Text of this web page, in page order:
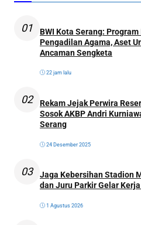
01
BWI Kota Serang:
Pengadilan Agama, Aset
Ancaman Sengketa
22 jam lalu
02
Rekam Jejak Perwira
Sosok AKBP Andri
Serang
24 Desember 2025
03
Jaga Kebersihan Stadion
dan Juru Parkir Gelar
1 Agustus 2026